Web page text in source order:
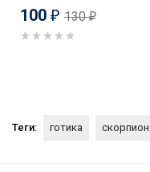
100 ₽ 130₽
Теги: готика скорпион